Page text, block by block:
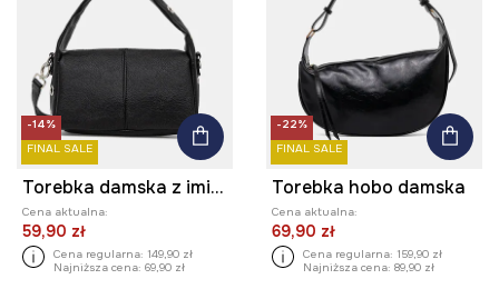
-14%
FINAL SALE
Torebka damska z imitacji skóry
Cena aktualna:
59,90 zł
Cena regularna: 149,90 zł
Najniższa cena: 69,90 zł
-22%
FINAL SALE
Torebka hobo damska
Cena aktualna:
69,90 zł
Cena regularna: 159,90 zł
Najniższa cena: 89,90 zł